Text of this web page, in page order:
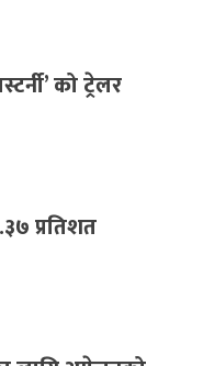
को ट्रेलर
प्रतिशत